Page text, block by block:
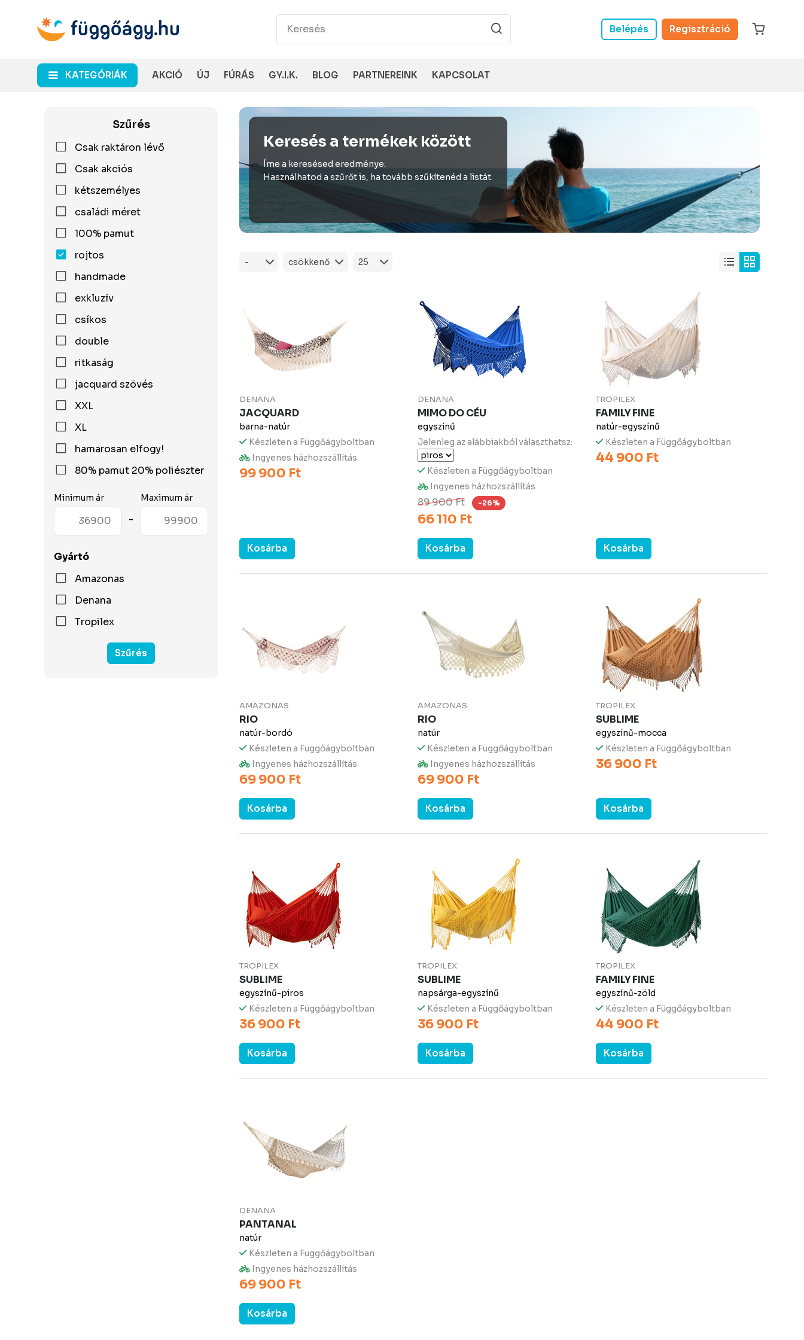
Belépés Regisztráció
KATEGÓRIÁK AKCIÓ ÚJ FÚRÁS GY.I.K. BLOG PARTNEREINK KAPCSOLAT
Szűrés
Csak raktáron lévő
Csak akciós
kétszemélyes
családi méret
100% pamut
rojtos
handmade
exkluzív
csíkos
double
ritkaság
jacquard szövés
XXL
XL
hamarosan elfogy!
80% pamut 20% poliészter
Minimum ár
-
Maximum ár
Gyártó
Amazonas
Denana
Tropilex
Szűrés
Keresés a termékek között
Íme a keresésed eredménye.
Használhatod a szűrőt is, ha tovább szűkítenéd a listát.
DENANA
JACQUARD
barna-natúr
Készleten a Függőágyboltban
Ingyenes házhozszállítás
99 900 Ft
Kosárba
DENANA
MIMO DO CÉU
egyszínű
Jelenleg az alábbiakból választhatsz:
Készleten a Függőágyboltban
Ingyenes házhozszállítás
89 900 Ft -26%
66 110 Ft
Kosárba
TROPILEX
FAMILY FINE
natúr-egyszínű
Készleten a Függőágyboltban
44 900 Ft
Kosárba
AMAZONAS
RIO
natúr-bordó
Készleten a Függőágyboltban
Ingyenes házhozszállítás
69 900 Ft
Kosárba
AMAZONAS
RIO
natúr
Készleten a Függőágyboltban
Ingyenes házhozszállítás
69 900 Ft
Kosárba
TROPILEX
SUBLIME
egyszínű-mocca
Készleten a Függőágyboltban
36 900 Ft
Kosárba
TROPILEX
SUBLIME
egyszínű-piros
Készleten a Függőágyboltban
36 900 Ft
Kosárba
TROPILEX
SUBLIME
napsárga-egyszínű
Készleten a Függőágyboltban
36 900 Ft
Kosárba
TROPILEX
FAMILY FINE
egyszínű-zöld
Készleten a Függőágyboltban
44 900 Ft
Kosárba
DENANA
PANTANAL
natúr
Készleten a Függőágyboltban
Ingyenes házhozszállítás
69 900 Ft
Kosárba